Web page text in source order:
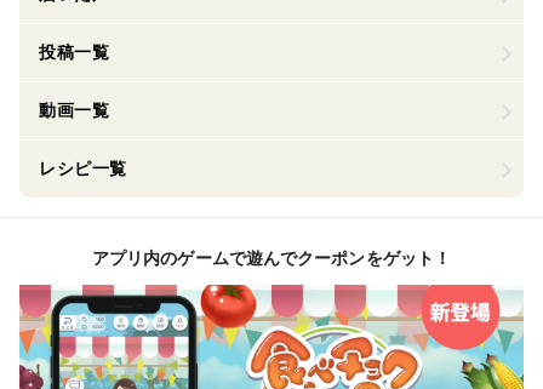
投稿一覧
動画一覧
レシピ一覧
アプリ内のゲームで遊んでクーポンをゲット！